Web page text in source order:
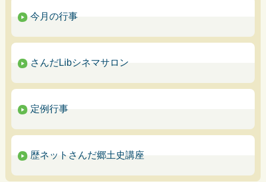
今月の行事
さんだLibシネマサロン
定例行事
歴ネットさんだ郷土史講座